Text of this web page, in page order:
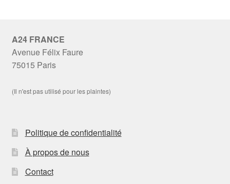
A24 FRANCE
Avenue Félix Faure
75015 Paris
(Il n'est pas utilisé pour les plaintes)
Politique de confidentialité
À propos de nous
Contact